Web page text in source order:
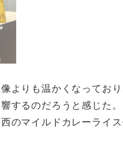
よりも温かくなってお
するのだろうと感じた。
マイルドカレーライス